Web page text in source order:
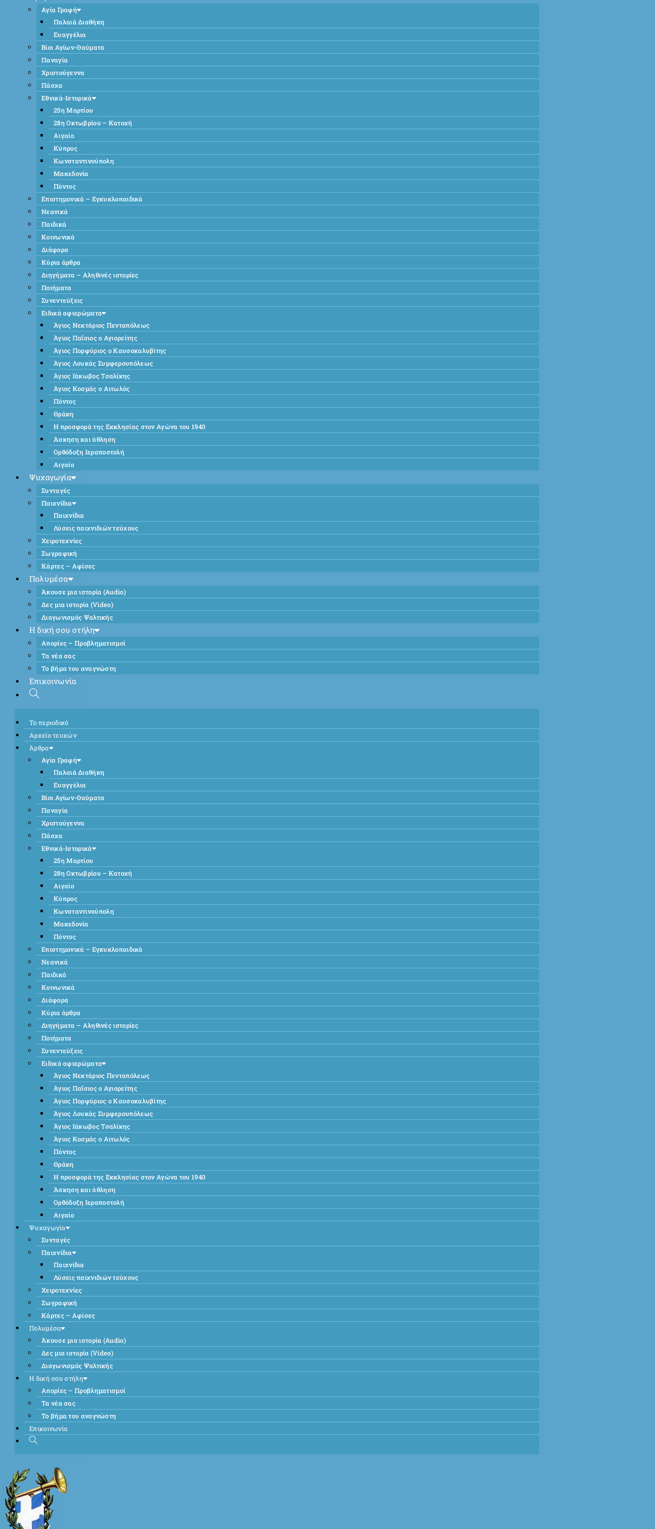
Αγία Γραφή
Παλαιά Διαθήκη
Ευαγγέλια
Βίοι Αγίων-Θαύματα
Παναγία
Χριστούγεννα
Πάσχα
Εθνικά-Ιστορικά
25η Μαρτίου
28η Οκτωβρίου – Κατοχή
Αιγαίο
Κύπρος
Κωνσταντινούπολη
Μακεδονία
Πόντος
Επιστημονικά – Εγκυκλοπαιδικά
Νεανικά
Παιδικά
Κοινωνικά
Διάφορα
Κύρια άρθρα
Διηγήματα – Αληθινές ιστορίες
Ποιήματα
Συνεντεύξεις
Ειδικά αφιερώματα
Άγιος Νεκτάριος Πενταπόλεως
Άγιος Παΐσιος ο Αγιορείτης
Άγιος Πορφύριος ο Καυσοκαλυβίτης
Άγιος Λουκάς Συμφερουπόλεως
Άγιος Ιάκωβος Τσαλίκης
Άγιος Κοσμάς ο Αιτωλός
Πόντος
Θράκη
Η προσφορά της Εκκλησίας στον Αγώνα του 1940
Άσκηση και άθληση
Ορθόδοξη Ιεραποστολή
Αιγαίο
Ψυχαγωγία
Συνταγές
Παιχνίδια
Παιχνίδια
Λύσεις παιχνιδιών τεύχους
Χειροτεχνίες
Ζωγραφική
Κάρτες – Αφίσες
Πολυμέσα
Άκουσε μια ιστορία (Audio)
Δες μια ιστορία (Video)
Διαγωνισμός Ψαλτικής
Η δική σου στήλη
Απορίες – Προβληματισμοί
Τα νέα σας
Το βήμα του αναγνώστη
Επικοινωνία
Το περιοδικό
Αρχείο τευχών
Άρθρα
Αγία Γραφή
Παλαιά Διαθήκη
Ευαγγέλια
Βίοι Αγίων-Θαύματα
Παναγία
Χριστούγεννα
Πάσχα
Εθνικά-Ιστορικά
25η Μαρτίου
28η Οκτωβρίου – Κατοχή
Αιγαίο
Κύπρος
Κωνσταντινούπολη
Μακεδονία
Πόντος
Επιστημονικά – Εγκυκλοπαιδικά
Νεανικά
Παιδικά
Κοινωνικά
Διάφορα
Κύρια άρθρα
Διηγήματα – Αληθινές ιστορίες
Ποιήματα
Συνεντεύξεις
Ειδικά αφιερώματα
Άγιος Νεκτάριος Πενταπόλεως
Άγιος Παΐσιος ο Αγιορείτης
Άγιος Πορφύριος ο Καυσοκαλυβίτης
Άγιος Λουκάς Συμφερουπόλεως
Άγιος Ιάκωβος Τσαλίκης
Άγιος Κοσμάς ο Αιτωλός
Πόντος
Θράκη
Η προσφορά της Εκκλησίας στον Αγώνα του 1940
Άσκηση και άθληση
Ορθόδοξη Ιεραποστολή
Αιγαίο
Ψυχαγωγία
Συνταγές
Παιχνίδια
Παιχνίδια
Λύσεις παιχνιδιών τεύχους
Χειροτεχνίες
Ζωγραφική
Κάρτες – Αφίσες
Πολυμέσα
Άκουσε μια ιστορία (Audio)
Δες μια ιστορία (Video)
Διαγωνισμός Ψαλτικής
Η δική σου στήλη
Απορίες – Προβληματισμοί
Τα νέα σας
Το βήμα του αναγνώστη
Επικοινωνία